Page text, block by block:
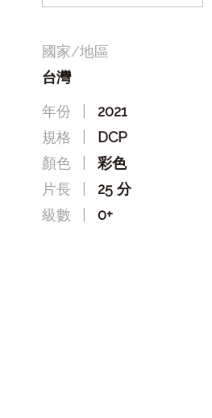
國家/地區
台灣
年份
2021
規格
DCP
顏色
彩色
片長
25 分
級數
0+